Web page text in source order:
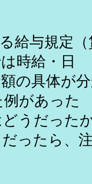
給与規定
時給・日
具体が分
があった
うだった
たら、注